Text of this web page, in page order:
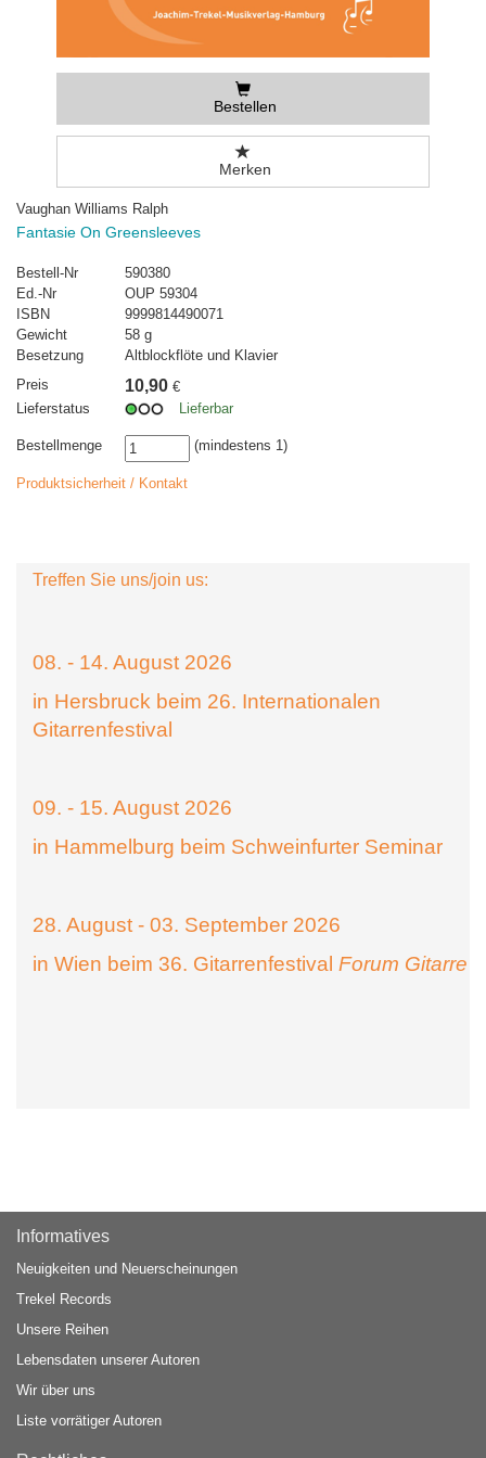
Bestellen
Merken
Vaughan Williams Ralph
Fantasie On Greensleeves
Bestell-Nr
590380
Ed.-Nr
OUP 59304
ISBN
9999814490071
Gewicht
58 g
Besetzung
Altblockflöte und Klavier
Preis
10,90 €
Lieferstatus
Lieferbar
Bestellmenge (mindestens 1)
Produktsicherheit / Kontakt
Treffen Sie uns/join us:
08. - 14. August 2026
in Hersbruck beim 26. Internationalen
Gitarrenfestival
09. - 15. August 2026
in Hammelburg beim Schweinfurter Seminar
28. August - 03. September 2026
in Wien beim 36. Gitarrenfestival Forum Gitarre
Informatives
Neuigkeiten und Neuerscheinungen
Trekel Records
Unsere Reihen
Lebensdaten unserer Autoren
Wir über uns
Liste vorrätiger Autoren